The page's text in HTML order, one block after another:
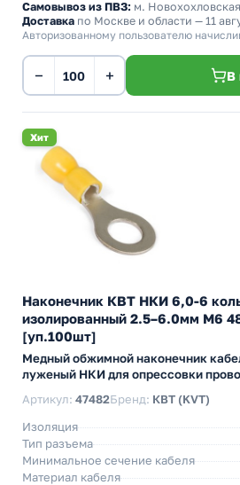
Самовывоз из ПВЗ: м. Новохохловская
Доставка по Москве и области — 11
Авторизованному пользователю
− + В
Хит
Наконечник КВТ НКИ 6,0-6
изолированный 2.5–6.0мм М6
[уп.100шт]
Медный обжимной наконечник
луженый НКИ для опрессовки
Артикул: 47482Бренд: КВТ (KVT)
Изоляция
Тип разъема
Минимальное сечение кабеля
Материал кабеля